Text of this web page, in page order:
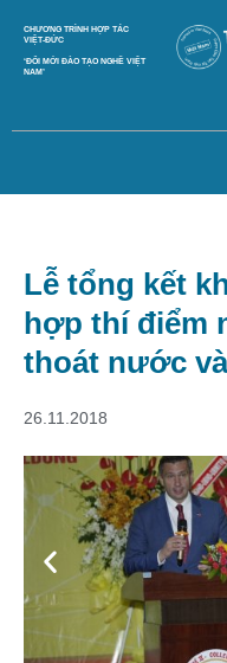
CHƯƠNG TRÌNH HỢP TÁC
VIỆT-ĐỨC
‘ĐỔI MỚI ĐÀO TẠO NGHỀ VIỆT
NAM’
Lễ tổng kết
hợp thí điểm
thoát nước
26.11.2018
Previous